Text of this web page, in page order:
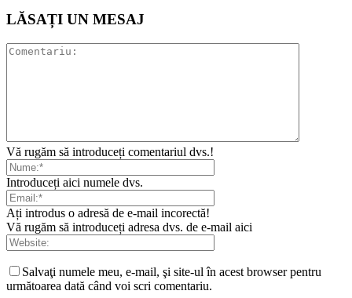
LĂSAȚI UN MESAJ
Vă rugăm să introduceți comentariul dvs.!
Introduceți aici numele dvs.
Ați introdus o adresă de e-mail incorectă!
Vă rugăm să introduceți adresa dvs. de e-mail aici
Salvaţi numele meu, e-mail, şi site-ul în acest browser pentru
următoarea dată când voi scri comentariu.